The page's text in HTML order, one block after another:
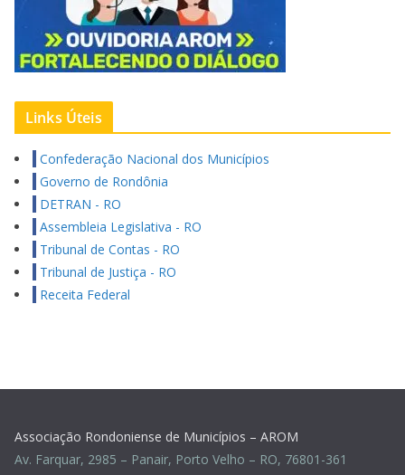
Links Úteis
Confederação Nacional dos Municípios
Governo de Rondônia
DETRAN - RO
Assembleia Legislativa - RO
Tribunal de Contas - RO
Tribunal de Justiça - RO
Receita Federal
Associação Rondoniense de Municípios – AROM
Av. Farquar, 2985 – Panair, Porto Velho – RO, 76801-361